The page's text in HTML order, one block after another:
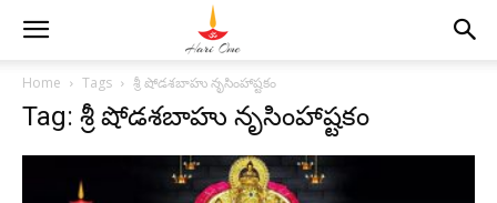
Home Tags శ్రీ షోడశబాహు నృసింహాష్టకం
Tag: శ్రీ షోడశబాహు నృసింహాష్టకం